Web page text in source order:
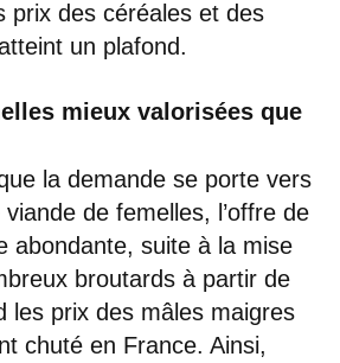
prix des céréales et des
un plafond.
mieux valorisées que
la demande se porte vers
de femelles, l’offre de
abondante, suite à la mise
broutards à partir de
les prix des mâles maigres
chuté en France. Ainsi,